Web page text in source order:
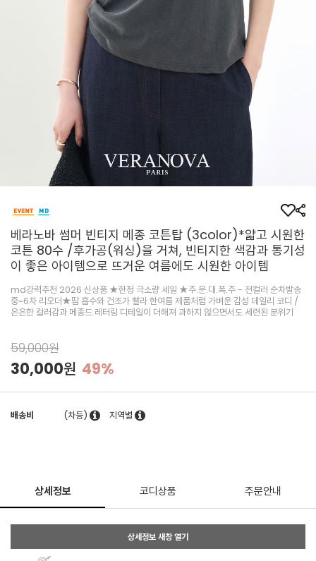
베라노바 썸머 빈티지 메종 코튼탑 (3color)*얇고 시원한
코튼 80수 /후가공(워싱)을 거쳐, 빈티지한 색감과 통기성
이 좋은 아이템으로 뜨거운 여름에도 시원한 아이템
md강력추천 2026 신상품 ★한정 극소량 세일 ★주.문.대.폭.주 - 전컬러 순차발송
중~6차 리오더★땀 흡수와 건조가 빨라 한여름 제품처럼 가벼운 감성 데일리 코디 /
은은한 컬러감과 메종드 레터링 디테일이 더해져 과하지 않으면서도 세련된 분위기
59,000원
30,000원 49%
배송비 (차등) 지역별
상세정보 코디상품 주문안내
상세정보 새창 열기